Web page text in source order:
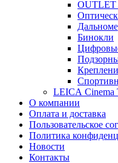
OUTLET
Бинокли
LEICA Cinema
О компании
Оплата и доставка
Пользовательское
Политика
Новости
Контакты